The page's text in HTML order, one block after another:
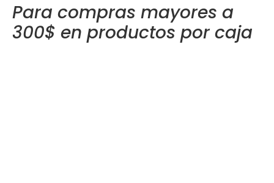
Para compras mayores a
300$ en productos por caja